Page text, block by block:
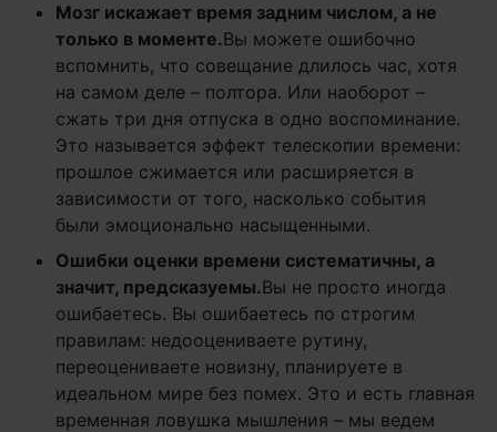
Мозг искажает время задним числом, а не
только в моменте.Вы можете ошибочно
вспомнить, что совещание длилось час, хотя
на самом деле – полтора. Или наоборот –
сжать три дня отпуска в одно воспоминание.
Это называется эффект телескопии времени:
прошлое сжимается или расширяется в
зависимости от того, насколько события
были эмоционально насыщенными.
Ошибки оценки времени систематичны, а
значит, предсказуемы.Вы не просто иногда
ошибаетесь. Вы ошибаетесь по строгим
правилам: недооцениваете рутину,
переоцениваете новизну, планируете в
идеальном мире без помех. Это и есть главная
временная ловушка мышления – мы ведем